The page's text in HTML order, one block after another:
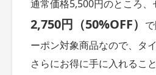
通常価格5,500円のところ、
2,750円（50%OFF）
ーポン対象商品なので、タ
さらにお得に手に入れるこ